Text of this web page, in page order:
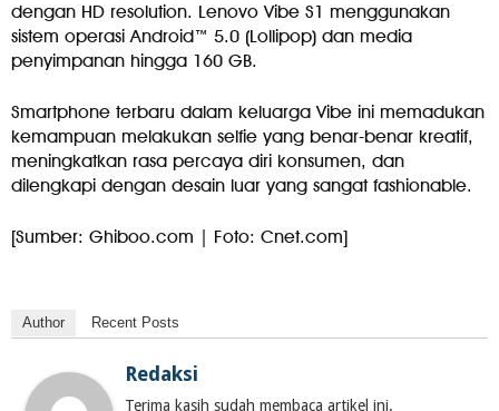
dengan HD resolution. Lenovo Vibe S1 menggunakan
sistem operasi Android™ 5.0 (Lollipop) dan media
penyimpanan hingga 160 GB.
Smartphone terbaru dalam keluarga Vibe ini memadukan
kemampuan melakukan selfie yang benar-benar kreatif,
meningkatkan rasa percaya diri konsumen, dan
dilengkapi dengan desain luar yang sangat fashionable.
[Sumber: Ghiboo.com | Foto: Cnet.com]
Author Recent Posts
Redaksi
Terima kasih sudah membaca artikel ini.